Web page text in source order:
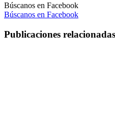
Búscanos en Facebook
Búscanos en Facebook
Publicaciones relacionadas